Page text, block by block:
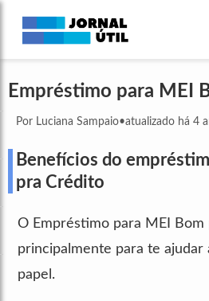
Empréstimo para MEI
Por Luciana Sampaio•atualizado há 4
Benefícios do
pra Crédito
O Empréstimo para MEI
principalmente para te ajudar
papel.